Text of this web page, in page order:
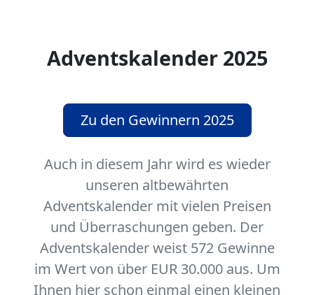
Adventskalender 2025
Zu den Gewinnern 2025
Auch in diesem Jahr wird es wieder
unseren altbewährten
Adventskalender mit vielen Preisen
und Überraschungen geben. Der
Adventskalender weist 572 Gewinne
im Wert von über EUR 30.000 aus. Um
Ihnen hier schon einmal einen kleinen